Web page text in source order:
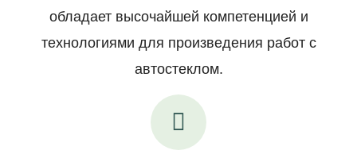
обладает высочайшей компетенцией и
технологиями для произведения работ с
автостеклом.